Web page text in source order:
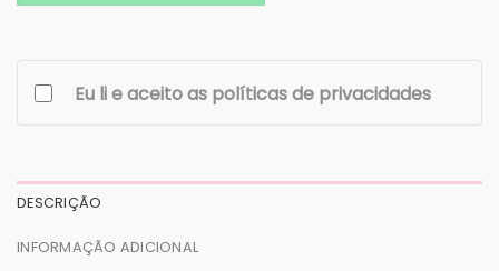
Eu li e aceito as políticas de privacidades
DESCRIÇÃO
INFORMAÇÃO ADICIONAL